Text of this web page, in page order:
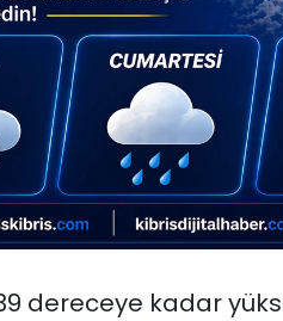
dereceye kadar